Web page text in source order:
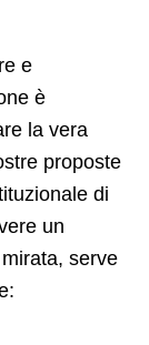
e
è
la vera
proposte
di
un
serve